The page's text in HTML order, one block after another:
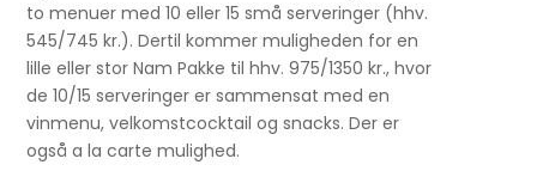
to menuer med 10 eller 15 små serveringer (hhv.
545/745 kr.). Dertil kommer muligheden for en
lille eller stor Nam Pakke til hhv. 975/1350 kr., hvor
de 10/15 serveringer er sammensat med en
vinmenu, velkomstcocktail og snacks. Der er
også a la carte mulighed.